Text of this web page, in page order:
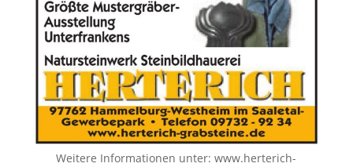
Weitere Informationen unter:www.herterich-